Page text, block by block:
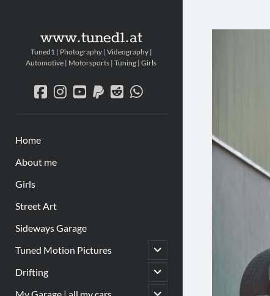
www.tuned1.at
Tuned1 | Photography | Videography |
Automotive | Motorsports | Tuning | Girls
facebook
instagram
youtube
paypal
redditwhatsapp
Home
About me
Girls
Street Art
Sideways Garage
Tuned Motion Pictures
Untermenü
öffnen
Drifting
Untermenü
öffnen
Untermenü